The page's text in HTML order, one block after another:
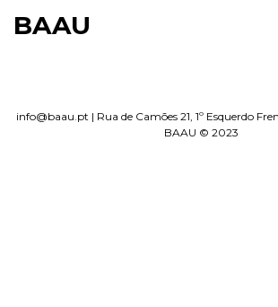
BAAU
info@baau.pt | Rua de Camões 21, 1º Esquerdo
BAAU © 2023